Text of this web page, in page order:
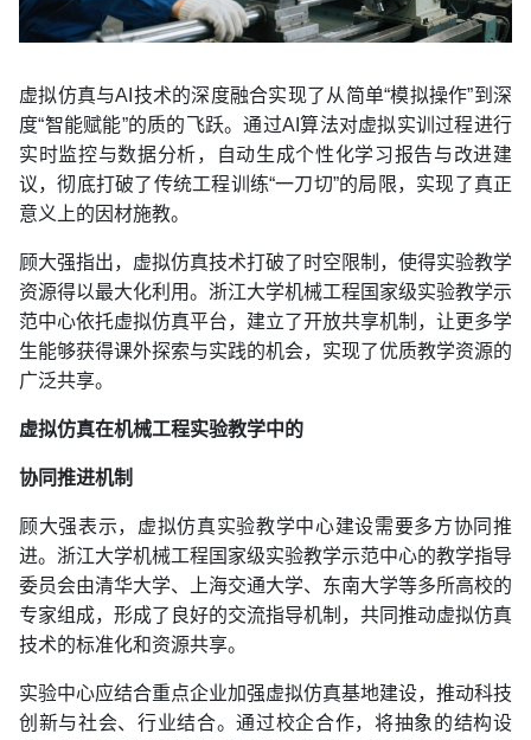
虚拟仿真与AI技术的深度融合实现了从简单“模拟操作”到深
度“智能赋能”的质的飞跃。通过AI算法对虚拟实训过程进行
实时监控与数据分析，自动生成个性化学习报告与改进建
议，彻底打破了传统工程训练“一刀切”的局限，实现了真正
意义上的因材施教。
顾大强指出，虚拟仿真技术打破了时空限制，使得实验教学
资源得以最大化利用。浙江大学机械工程国家级实验教学示
范中心依托虚拟仿真平台，建立了开放共享机制，让更多学
生能够获得课外探索与实践的机会，实现了优质教学资源的
广泛共享。
虚拟仿真在机械工程实验教学中的
协同推进机制
顾大强表示，虚拟仿真实验教学中心建设需要多方协同推
进。浙江大学机械工程国家级实验教学示范中心的教学指导
委员会由清华大学、上海交通大学、东南大学等多所高校的
专家组成，形成了良好的交流指导机制，共同推动虚拟仿真
技术的标准化和资源共享。
实验中心应结合重点企业加强虚拟仿真基地建设，推动科技
创新与社会、行业结合。通过校企合作，将抽象的结构设